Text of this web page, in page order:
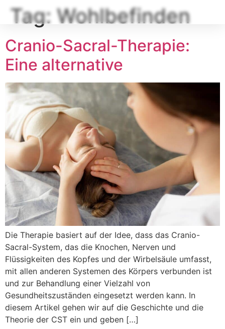
Tag:Wohlbefinden
Cranio-Sacral-Therapie:
Eine alternative
Die Therapie basiert auf der Idee, dass das Cranio-
Sacral-System, das die Knochen, Nerven und
Flüssigkeiten des Kopfes und der Wirbelsäule umfasst,
mit allen anderen Systemen des Körpers verbunden ist
und zur Behandlung einer Vielzahl von
Gesundheitszuständen eingesetzt werden kann. In
diesem Artikel gehen wir auf die Geschichte und die
Theorie der CST ein und geben […]